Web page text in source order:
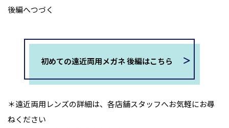
後編へつづく
初めての遠近両用メガネ 後編はこちら
＊遠近両用レンズの詳細は、各店舗スタッフへお気軽にお尋
ねください